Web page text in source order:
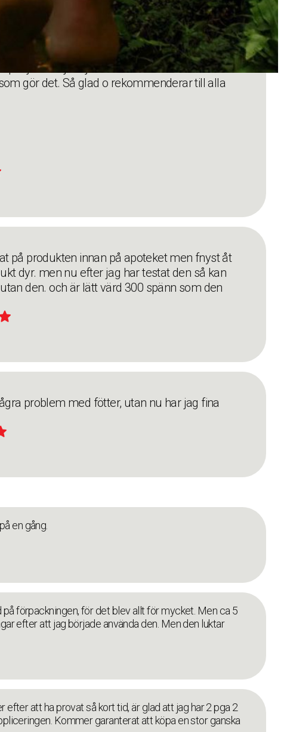
jätte nöjd. Oj så bra den håller vad den lovar
gör det. Så glad o rekommenderar till alla
på produkten innan på apoteket men fnyst åt
dyr. men nu efter jag har testat den så kan
den. och är lätt värd 300 spänn som den
problem med fötter, utan nu har jag fina
en gång.
förpackningen, för det blev allt för mycket. Men ca 5
efter att jag började använda den. Men den luktar
efter att ha provat så kort tid, är glad att jag har 2 pga 2
Kommer garanterat att köpa en stor ganska